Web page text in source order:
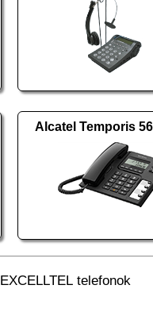
Alcatel Temporis
EXCELLTEL telefonok